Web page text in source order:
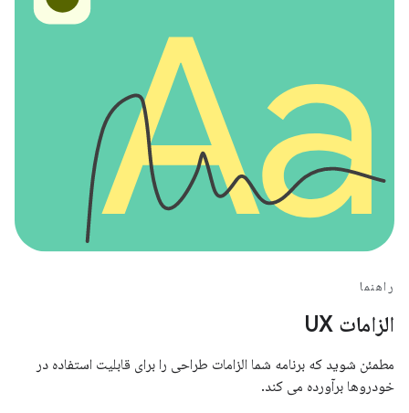
راهنما
الزامات UX
مطمئن شوید که برنامه شما الزامات طراحی را برای قابلیت استفاده در
خودروها برآورده می کند.